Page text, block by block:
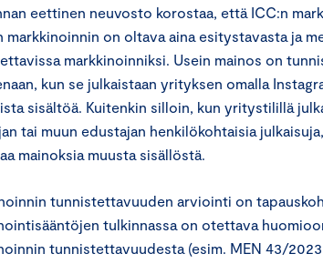
eettinen neuvosto korostaa, että ICC:n
markkinoinnin on oltava aina esitystavasta ja
markkinoinniksi. Usein mainos on
kun se julkaistaan yrityksen omalla
sisältöä. Kuitenkin silloin, kun yritystilillä
tai muun edustajan henkilökohtaisia
mainoksia muusta sisällöstä.
tunnistettavuuden arviointi on
tulkinnassa on otettava
tunnistettavuudesta (esim. MEN 43/